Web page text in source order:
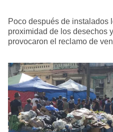
Poco después de instalados
proximidad de los desechos
provocaron el reclamo de